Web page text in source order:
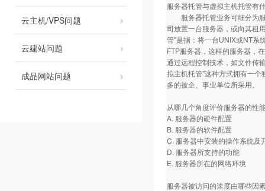
云主机/VPS问题
云建站问题
成品网站问题
服务器托管与虚拟主机托管有
服务器托管业务可细分为服
司放置一台服务器，或向其租
管"是指：将一台UNIX或NT系
FTP服务器，这样的服务器，
通过远程控制技术，如文件传
拟主机托管"这种方式拥有一
多的被企、事业单位所采用。
从哪几个角度评价服务器的性
A. 服务器的硬件配置
B. 服务器的软件配置
C. 服务器中安装的操作系统及
D. 服务器所支持的功能
E. 服务器所在的网络环境
服务器被访问的速度由哪些因